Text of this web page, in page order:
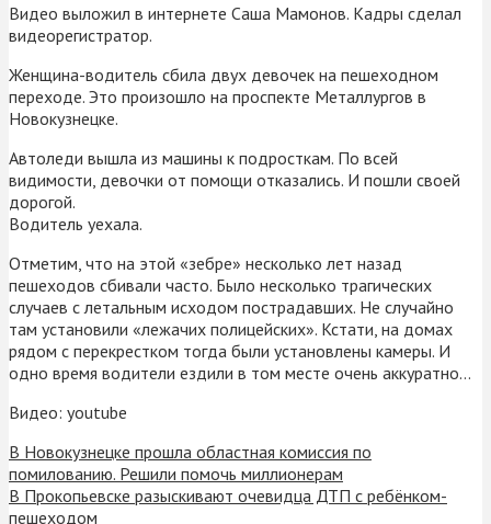
Видео выложил в интернете Саша Мамонов. Кадры сделал
видеорегистратор.
Женщина-водитель сбила двух девочек на пешеходном
переходе. Это произошло на проспекте Металлургов в
Новокузнецке.
Автоледи вышла из машины к подросткам. По всей
видимости, девочки от помощи отказались. И пошли своей
дорогой.
Водитель уехала.
Отметим, что на этой «зебре» несколько лет назад
пешеходов сбивали часто. Было несколько трагических
случаев с летальным исходом пострадавших. Не случайно
там установили «лежачих полицейских». Кстати, на домах
рядом с перекрестком тогда были установлены камеры. И
одно время водители ездили в том месте очень аккуратно…
Видео: youtube
В Новокузнецке прошла областная комиссия по
помилованию. Решили помочь миллионерам
В Прокопьевске разыскивают очевидца ДТП с ребёнком-
пешеходом